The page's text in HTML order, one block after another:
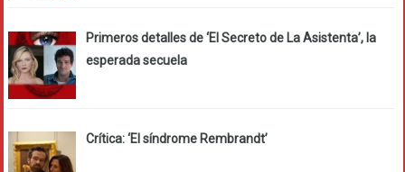
Primeros detalles de ‘El Secreto de La Asistenta’, la
esperada secuela
Crítica: ‘El síndrome Rembrandt’